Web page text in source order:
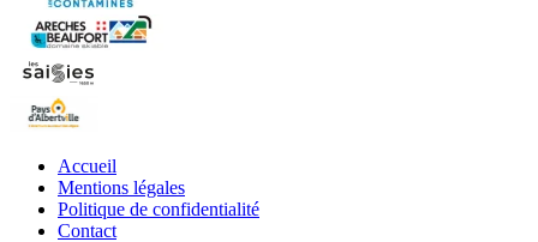
Accueil
Mentions légales
Politique de confidentialité
Contact